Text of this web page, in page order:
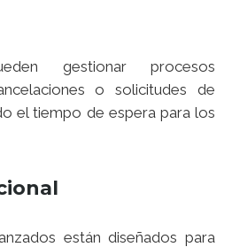
gestionar procesos
o solicitudes de
el tiempo de espera para los
están diseñados para